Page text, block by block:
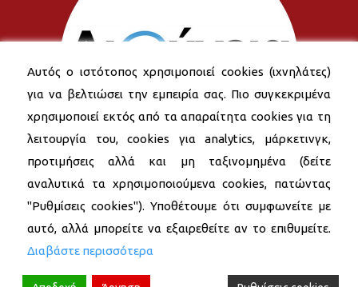
Αυτός ο ιστότοπος χρησιμοποιεί cookies (ιχνηλάτες)
για να βελτιώσει την εμπειρία σας. Πιο συγκεκριμένα
χρησιμοποιεί εκτός από τα απαραίτητα cookies για τη
λειτουργία του, cookies για analytics, μάρκετινγκ,
προτιμήσεις αλλά και μη ταξινομημένα (δείτε
αναλυτικά τα χρησιμοποιούμενα cookies, πατώντας
"Ρυθμίσεις cookies"). Υποθέτουμε ότι συμφωνείτε με
αυτό, αλλά μπορείτε να εξαιρεθείτε αν το επιθυμείτε.
Διαβάστε περισσότερα